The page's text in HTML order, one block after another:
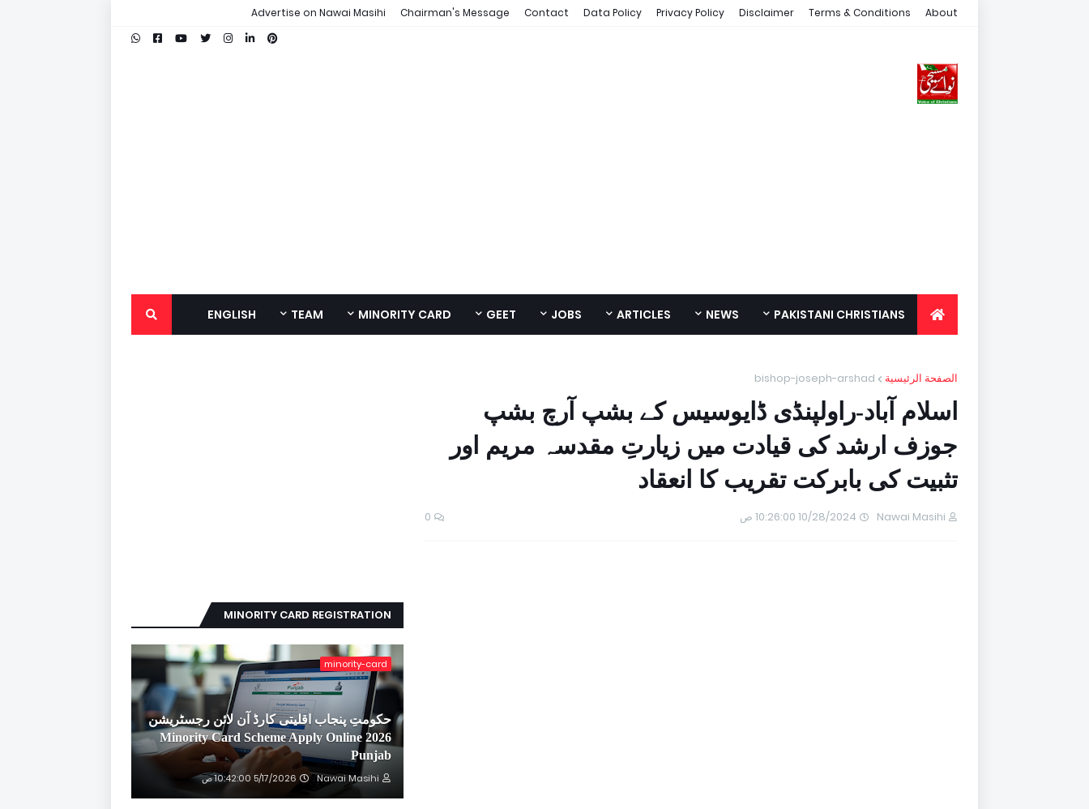
About
Terms & Conditions
Disclaimer
Privacy Policy
Data Policy
Contact
Chairman's Message
Advertise on Nawai Masihi
PAKISTANI CHRISTIANS
NEWS
ARTICLES
JOBS
GEET
MINORITY CARD
TEAM
ENGLISH
الصفحة الرئيسية bishop-joseph-arshad
اسلام آباد-راولپنڈی ڈایوسیس کے بشپ آرچ بشپ
جوزف ارشد کی قیادت میں زیارتِ مقدسہ مریم اور
تثبیت کی بابرکت تقریب کا انعقاد
Nawai Masihi 10/28/2024 10:26:00 ص 0
MINORITY CARD REGISTRATION
minority-card
حکومتِ پنجاب اقلیتی کارڈ آن لائن رجسٹریشن
2026 Minority Card Scheme Apply Online
Punjab
Nawai Masihi 5/17/2026 10:42:00 ص